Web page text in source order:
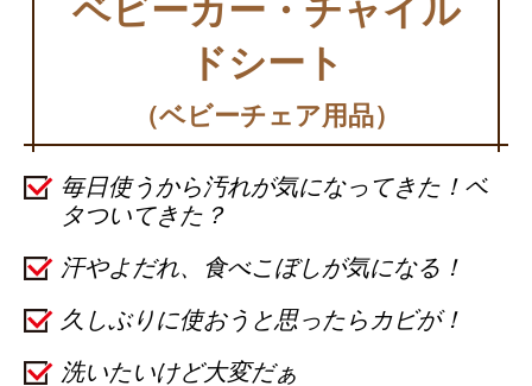
ベビーカー・チャイル
ドシート
（ベビーチェア用品）
毎日使うから汚れが気になってきた！ベ
タついてきた？
汗やよだれ、食べこぼしが気になる！
久しぶりに使おうと思ったらカビが！
洗いたいけど大変だぁ